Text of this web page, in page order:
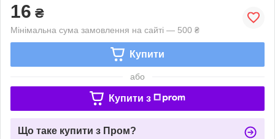
16 ₴
Мінімальна сума замовлення на сайті — 500 ₴
Купити
або
Купити з
Що таке купити з Пром?